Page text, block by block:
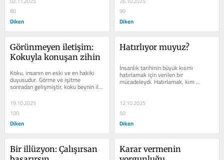
80
Diken
90
Diken
Görünmeyen iletişim:
Kokuyla konuşan zihin
Koku, insanın en eski ve en hakiki
duyusudur. Görme ve işitme
sonradan gelişmiştir, koku beynin ilk
iletişim aracıdır. Bu yüzden kokular...
19.10.2025
100
Diken
Hatırlıyor muyuz?
İnsanlık tarihinin büyük kısmı
hatırlamak için verilen bir
mücadeleydi. Hatırlamak, kim
olduğumuzu, nereden geldiğimizi ve
12.10.2025
50
Diken
Bir illüzyon: Çalışırsan
Karar vermenin